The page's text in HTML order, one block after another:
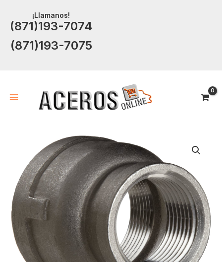
contenido
¡Llamanos!
(871)193-7074
(871)193-7075